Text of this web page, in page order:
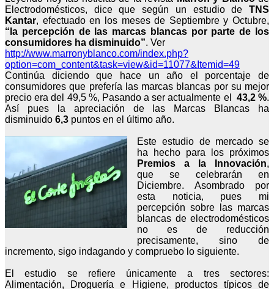
Electrodomésticos, dice que según un estudio de TNS
Kantar, efectuado en los meses de Septiembre y Octubre,
“la percepción de las marcas blancas por parte de los
consumidores ha disminuido”. Ver
http://www.marronyblanco.com/index.php?
option=com_content&task=view&id=11077&Itemid=49
Continúa diciendo que hace un año el porcentaje de
consumidores que prefería las marcas blancas por su mejor
precio era del 49,5 %, Pasando a ser actualmente el 43,2 %.
Así pues la apreciación de las Marcas Blancas ha
disminuido 6,3 puntos en el último año.
Este estudio de mercado se
ha hecho para los próximos
Premios a la Innovación,
que se celebrarán en
Diciembre. Asombrado por
esta noticia, pues mi
percepción sobre las marcas
blancas de electrodomésticos
no es de reducción
precisamente, sino de
incremento, sigo indagando y compruebo lo siguiente.
El estudio se refiere únicamente a tres sectores:
Alimentación, Droguería e Higiene, productos típicos de